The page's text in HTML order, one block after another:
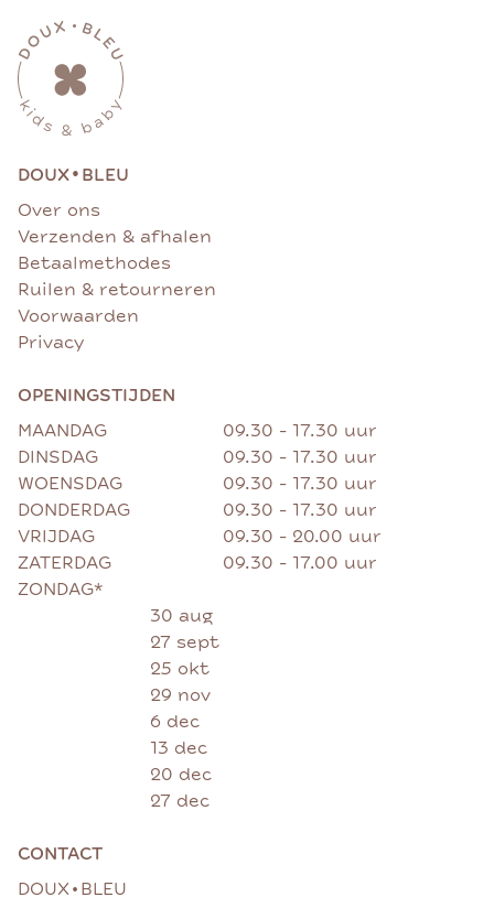
DOUX• BLEU
Over ons
Verzenden & afhalen
Betaalmethodes
Ruilen & retourneren
Voorwaarden
Privacy
OPENINGSTIJDEN
MAANDAG
09.30 - 17.30 uur
DINSDAG
09.30 - 17.30 uur
WOENSDAG
09.30 - 17.30 uur
DONDERDAG
09.30 - 17.30 uur
VRIJDAG
09.30 - 20.00 uur
ZATERDAG
09.30 - 17.00 uur
ZONDAG*
30 aug
27 sept
25 okt
29 nov
6 dec
13 dec
20 dec
27 dec
CONTACT
DOUX • BLEU